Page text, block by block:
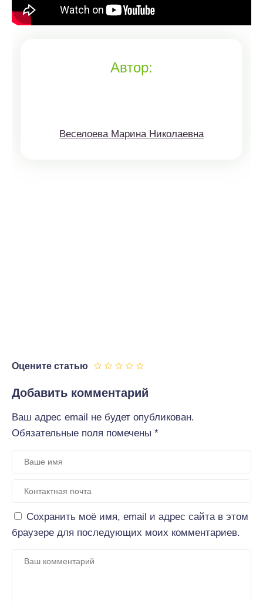
Автор:
Веселоева Марина Николаевна
Оцените статью
Добавить комментарий
Ваш адрес email не будет опубликован.
Обязательные поля помечены *
Сохранить моё имя, email и адрес сайта в этом
браузере для последующих моих комментариев.